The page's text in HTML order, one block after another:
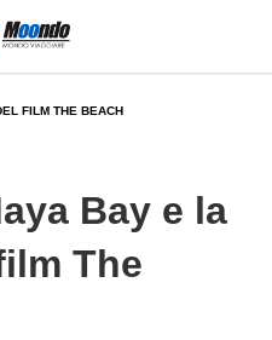
FILM THE BEACH
Bay e la
The